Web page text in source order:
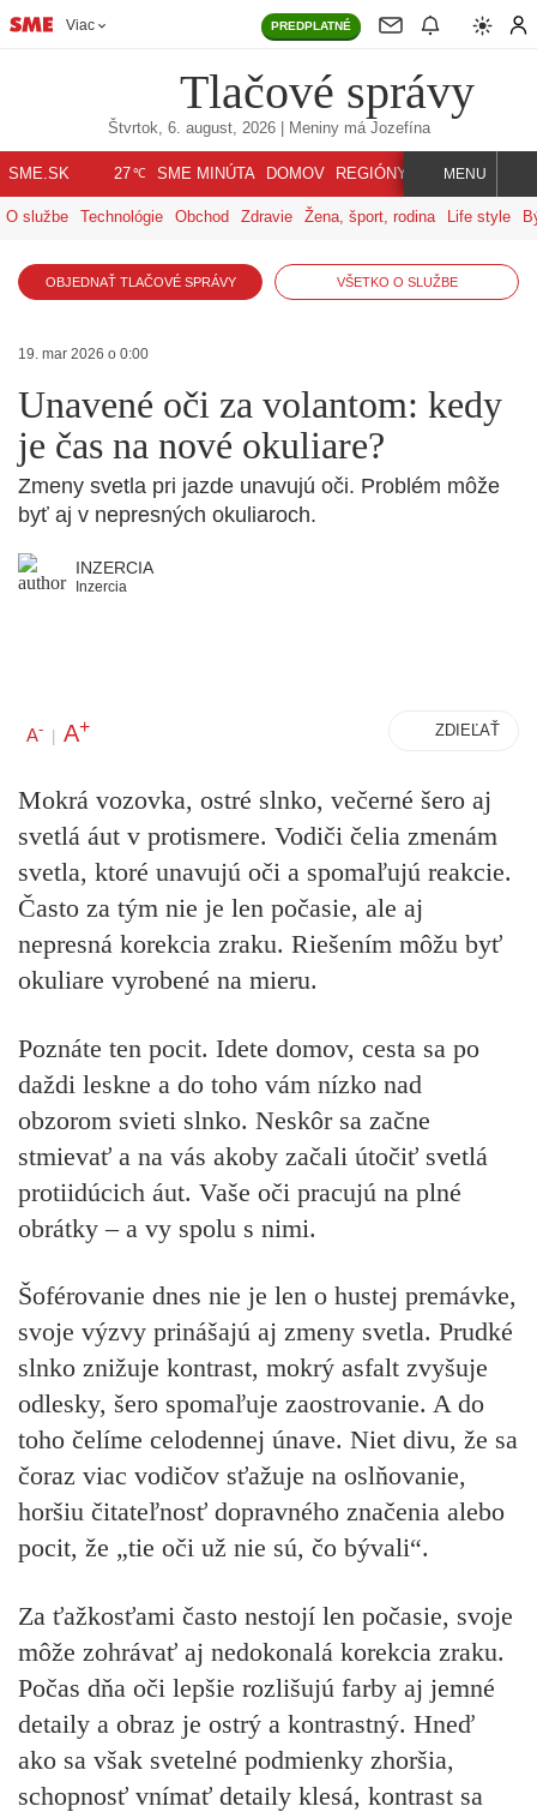
Viac PREDPLATNÉ
Tlačové správy
Štvrtok, 6. august, 2026| Meniny má Jozefína
SME.SK 27℃ SME MINÚTA DOMOV REGIÓNY INDEX SVET
MENU
O službe Technológie Obchod Zdravie Žena, šport, rodina Life style
OBJEDNAŤ TLAČOVÉ SPRÁVY VŠETKO O SLUŽBE
19. mar 2026 o 0:00
Unavené oči za volantom: kedy
je čas na nové okuliare?
Zmeny svetla pri jazde unavujú oči. Problém môže
byť aj v nepresných okuliaroch.
INZERCIA
Inzercia
A- | A+ ZDIEĽAŤ
Mokrá vozovka, ostré slnko, večerné šero aj
svetlá áut v protismere. Vodiči čelia zmenám
svetla, ktoré unavujú oči a spomaľujú reakcie.
Často za tým nie je len počasie, ale aj
nepresná korekcia zraku. Riešením môžu byť
okuliare vyrobené na mieru.
Poznáte ten pocit. Idete domov, cesta sa po
daždi leskne a do toho vám nízko nad
obzorom svieti slnko. Neskôr sa začne
stmievať a na vás akoby začali útočiť svetlá
protiidúcich áut. Vaše oči pracujú na plné
obrátky – a vy spolu s nimi.
Šoférovanie dnes nie je len o hustej premávke,
svoje výzvy prinášajú aj zmeny svetla. Prudké
slnko znižuje kontrast, mokrý asfalt zvyšuje
odlesky, šero spomaľuje zaostrovanie. A do
toho čelíme celodennej únave. Niet divu, že sa
čoraz viac vodičov sťažuje na oslňovanie,
horšiu čitateľnosť dopravného značenia alebo
pocit, že „tie oči už nie sú, čo bývali“.
Za ťažkosťami často nestojí len počasie, svoje
môže zohrávať aj nedokonalá korekcia zraku.
Počas dňa oči lepšie rozlišujú farby aj jemné
detaily a obraz je ostrý a kontrastný. Hneď
ako sa však svetelné podmienky zhoršia,
schopnosť vnímať detaily klesá, kontrast sa